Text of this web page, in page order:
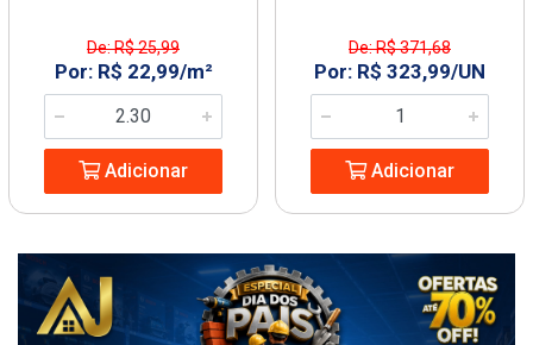
De: R$ 25,99
Por: R$ 22,99/m²
Adicionar
De: R$ 371,68
Por: R$ 323,99/UN
Adicionar